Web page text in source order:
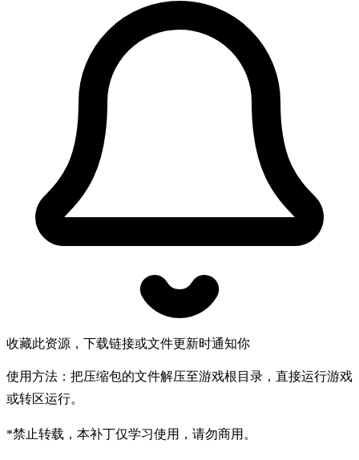
收藏此资源，下载链接或文件更新时通知你
使用方法：把压缩包的文件解压至游戏根目录，直接运行游戏
或转区运行。
*禁止转载，本补丁仅学习使用，请勿商用。